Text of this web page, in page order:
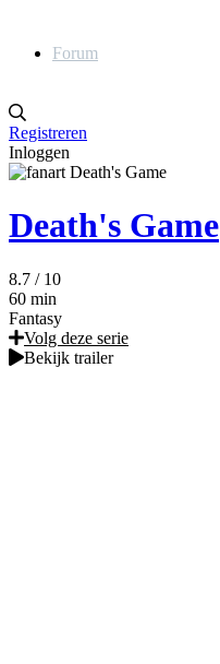
Forum
Registreren
Inloggen
Death's Game
8.7 / 10
60 min
Fantasy
Volg deze serie
Bekijk trailer